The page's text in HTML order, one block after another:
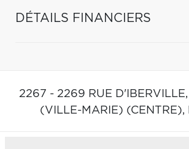
DÉTAILS FINANCIERS
2267 - 2269 RUE D'IBERVILLE,
(VILLE-MARIE) (CENTRE),